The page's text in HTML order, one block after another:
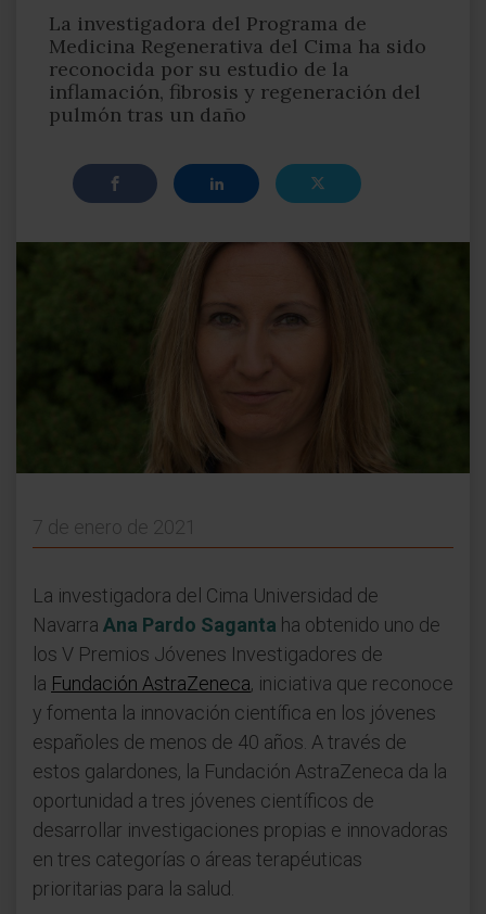
La investigadora del Programa de
Medicina Regenerativa del Cima ha sido
reconocida por su estudio de la
inflamación, fibrosis y regeneración del
pulmón tras un daño
7 de enero de 2021
La investigadora del Cima Universidad de
Navarra Ana Pardo Saganta ha obtenido uno de
los V Premios Jóvenes Investigadores de
la Fundación AstraZeneca, iniciativa que reconoce
y fomenta la innovación científica en los jóvenes
españoles de menos de 40 años. A través de
estos galardones, la Fundación AstraZeneca da la
oportunidad a tres jóvenes científicos de
desarrollar investigaciones propias e innovadoras
en tres categorías o áreas terapéuticas
prioritarias para la salud.